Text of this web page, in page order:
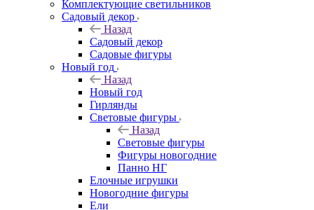
Комплектующие светильников
Садовый декор
Назад
Садовый декор
Садовые фигуры
Новый год
Назад
Новый год
Гирлянды
Световые фигуры
Назад
Световые фигуры
Фигуры новогодние
Панно НГ
Елочные игрушки
Новогодние фигуры
Ели